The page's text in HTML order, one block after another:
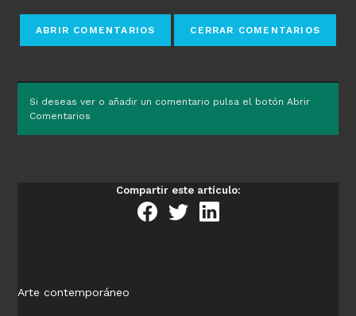
Si deseas ver o añadir un comentario pulsa el botón Abrir
Comentarios
Compartir este artículo:
Arte contemporáneo